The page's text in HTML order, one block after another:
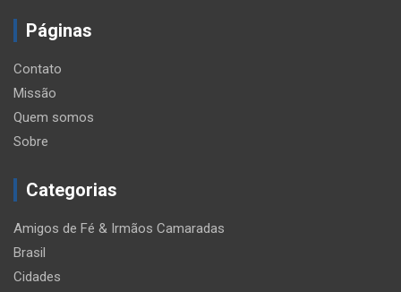
Páginas
Contato
Missão
Quem somos
Sobre
Categorias
Amigos de Fé & Irmãos Camaradas
Brasil
Cidades